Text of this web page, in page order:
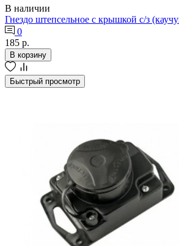
В наличии
Гнездо штепсельное с крышкой с/з
0
185 р.
В корзину
Быстрый просмотр